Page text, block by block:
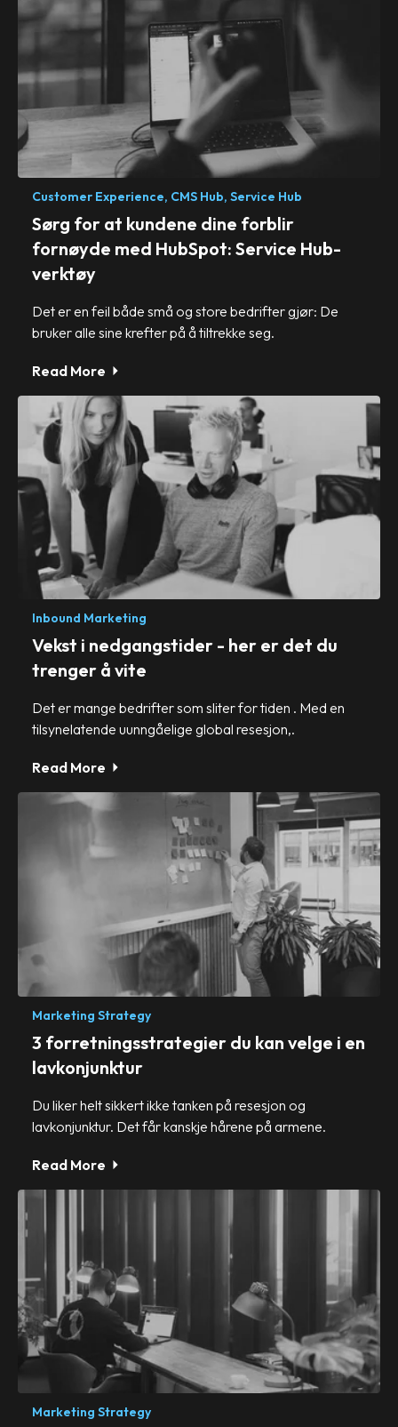
Customer Experience, CMS Hub, Service Hub
Sørg for at kundene dine forblir
fornøyde med HubSpot: Service Hub-
verktøy
Det er en feil både små og store bedrifter gjør: De
bruker alle sine krefter på å tiltrekke seg.
Read More
Inbound Marketing
Vekst i nedgangstider - her er det du
trenger å vite
Det er mange bedrifter som sliter for tiden . Med en
tilsynelatende uunngåelige global resesjon,.
Read More
Marketing Strategy
3 forretningsstrategier du kan velge i en
lavkonjunktur
Du liker helt sikkert ikke tanken på resesjon og
lavkonjunktur. Det får kanskje hårene på armene.
Read More
Marketing Strategy